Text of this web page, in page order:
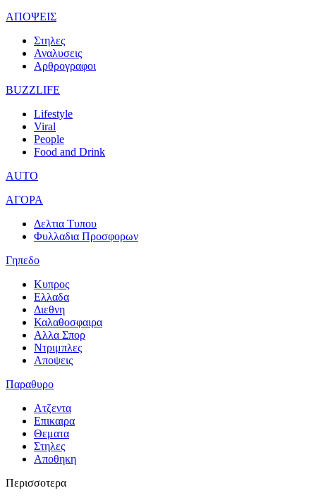
ΑΠΟΨΕΙΣ
Στηλες
Αναλυσεις
Αρθρογραφοι
BUZZLIFE
Lifestyle
Viral
People
Food and Drink
AUTO
ΑΓΟΡΑ
Δελτια Τυπου
Φυλλαδια Προσφορων
Γηπεδο
Κυπρος
Ελλαδα
Διεθνη
Καλαθοσφαιρα
Αλλα Σπορ
Ντριμπλες
Αποψεις
Παραθυρο
Ατζεντα
Επικαιρα
Θεματα
Στηλες
Αποθηκη
Περισσοτερα